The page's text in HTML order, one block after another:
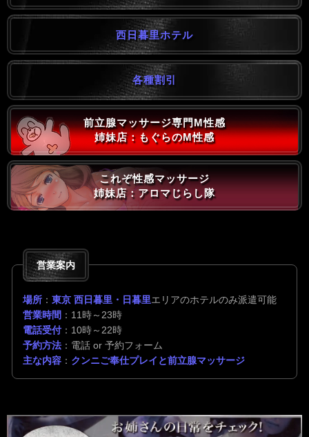
西日暮里ホテル
各種割引
前立腺マッサージ専門M性感
姉妹店：もぐらのM性感
これぞ性感マッサージ
姉妹店：アロマじらし隊
営業案内
場所 ： 東京 西日暮里・日暮里エリアのホテルのみ派遣可能
営業時間 ：11時～23時
電話受付：10時～22時
予約方法 ：電話 or 予約フォーム
主な内容 ： クンニご奉仕プレイと前立腺マッサージ